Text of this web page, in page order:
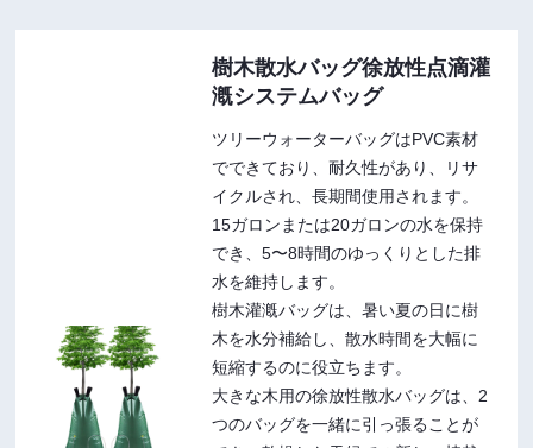
樹木散水バッグ徐放性点滴灌
漑システムバッグ
ツリーウォーターバッグはPVC素材
でできており、耐久性があり、リサ
イクルされ、長期間使用されます。
15ガロンまたは20ガロンの水を保持
でき、5〜8時間のゆっくりとした排
水を維持します。
樹木灌漑バッグは、暑い夏の日に樹
木を水分補給し、散水時間を大幅に
短縮するのに役立ちます。
大きな木用の徐放性散水バッグは、2
つのバッグを一緒に引っ張ることが